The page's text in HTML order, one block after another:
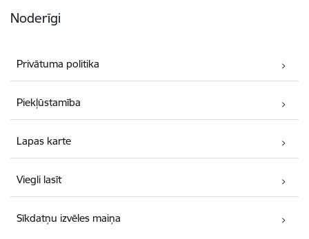
Noderīgi
Privātuma politika
Piekļūstamība
Lapas karte
Viegli lasīt
Sīkdatņu izvēles maiņa